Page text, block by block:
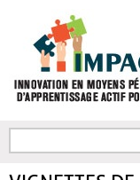
FORMULAIRE DE